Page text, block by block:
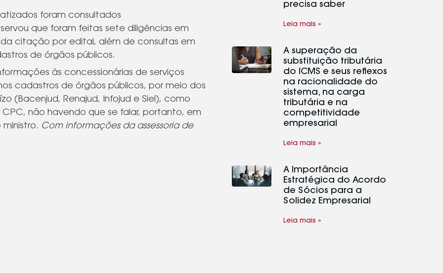
foram consultados
que foram feitas sete diligências em
citação por edital, além de consultas em
de órgãos públicos.
às concessionárias de serviços
cadastros de órgãos públicos, por meio dos
(Bacenjud, Renajud, Infojud e Siel), como
não havendo que se falar, portanto, em
Com informações da assessoria de
precisa saber
Leia mais »
A superação da
substituição tributária
do ICMS e seus reflexos
na racionalidade do
sistema, na carga
tributária e na
competitividade
empresarial
Leia mais »
A Importância
Estratégica do Acordo
de Sócios para a
Solidez Empresarial
Leia mais »